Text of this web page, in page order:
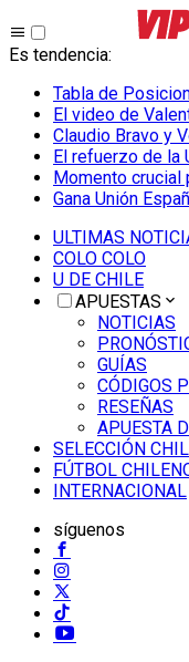
Es tendencia:
Tabla de
El video de
Claudio Bravo y
El refuerzo de la
Momento crucial
Gana Unión
ULTIMAS
COLO COLO
U DE CHILE
APUESTAS
NOTICIAS
GUÍAS
CÓDIGOS
RESEÑAS
APUESTA
SELECCIÓN
FÚTBOL
INTERNACIONAL
síguenos